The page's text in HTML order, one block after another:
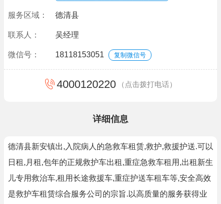
服务区域： 德清县
联系人： 吴经理
微信号： 18118153051 复制微信号
4000120220 （点击拨打电话）
详细信息
德清县新安镇出,入院病人的急救车租赁,救护,救援护送.可以
日租,月租,包年的正规救护车出租,重症急救车租用,出租新生
儿专用救治车,租用长途救援车,重症护送车租车等,安全高效
是救护车租赁综合服务公司的宗旨.以高质量的服务获得业